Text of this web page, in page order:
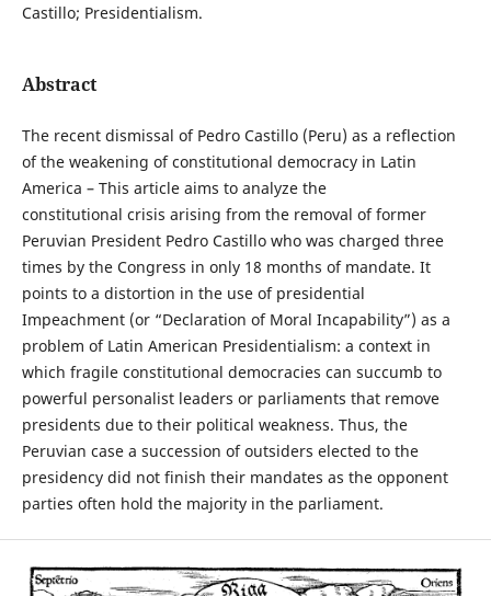
Castillo; Presidentialism.
Abstract
The recent dismissal of Pedro Castillo (Peru) as a reflection
of the weakening of constitutional democracy in Latin
America – This article aims to analyze the
constitutional crisis arising from the removal of former
Peruvian President Pedro Castillo who was charged three
times by the Congress in only 18 months of mandate. It
points to a distortion in the use of presidential
Impeachment (or “Declaration of Moral Incapability”) as a
problem of Latin American Presidentialism: a context in
which fragile constitutional democracies can succumb to
powerful personalist leaders or parliaments that remove
presidents due to their political weakness. Thus, the
Peruvian case a succession of outsiders elected to the
presidency did not finish their mandates as the opponent
parties often hold the majority in the parliament.